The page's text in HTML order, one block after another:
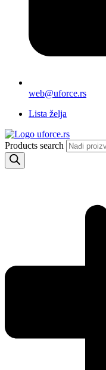
web@uforce.rs
Lista želja
Products search